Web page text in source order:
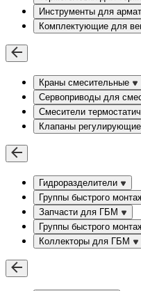
Инструменты для
Комплектующие для
Краны смесительные
Сервоприводы для
Смесители
Клапаны регулирующие
Гидроразделители
Группы быстрого
Запчасти для ГБМ
Группы быстрого
Коллекторы для ГБМ